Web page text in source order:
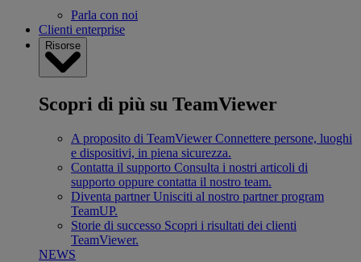
Parla con noi
Clienti enterprise
Risorse
Scopri di più su TeamViewer
A proposito di TeamViewer Connettere persone, luoghi
e dispositivi, in piena sicurezza.
Contatta il supporto Consulta i nostri articoli di
supporto oppure contatta il nostro team.
Diventa partner Unisciti al nostro partner program
TeamUP.
Storie di successo Scopri i risultati dei clienti
TeamViewer.
NEWS